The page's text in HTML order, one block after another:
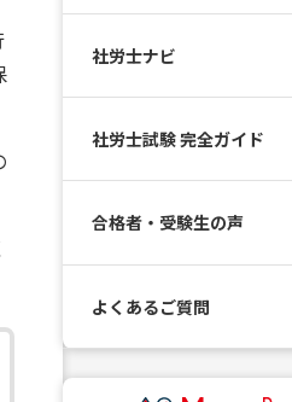
社労士ナビ
社労士試験 完全ガイド
合格者・受験生の声
よくあるご質問